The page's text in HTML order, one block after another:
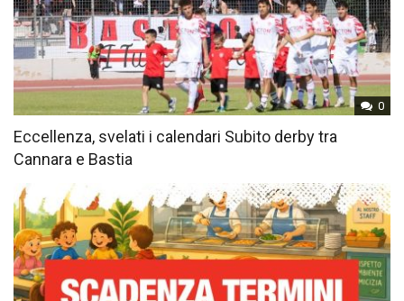
0
Eccellenza, svelati i calendari Subito derby tra
Cannara e Bastia